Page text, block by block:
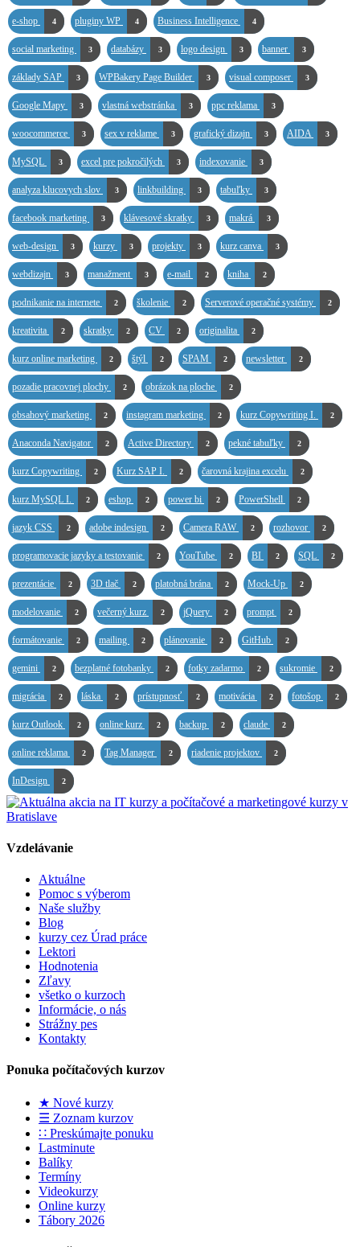
e-shop 4 pluginy WP 4 Business Intelligence 4
social marketing 3 databázy 3 logo design 3 banner 3
základy SAP 3 WPBakery Page Builder 3 visual composer 3
Google Mapy 3 vlastná webstránka 3 ppc reklama 3
woocommerce 3 sex v reklame 3 grafický dizajn 3 AIDA 3
MySQL 3 excel pre pokročilých 3 indexovanie 3
analyza klucovych slov 3 linkbuilding 3 tabuľky 3
facebook marketing 3 klávesové skratky 3 makrá 3
web-design 3 kurzy 3 projekty 3 kurz canva 3
webdizajn 3 manažment 3 e-mail 2 kniha 2
podnikanie na internete 2 školenie 2 Serverové operačné systémy 2
kreativita 2 skratky 2 CV 2 originalita 2
kurz online marketing 2 štýl 2 SPAM 2 newsletter 2
pozadie pracovnej plochy 2 obrázok na ploche 2
obsahový marketing 2 instagram marketing 2 kurz Copywriting I. 2
Anaconda Navigator 2 Active Directory 2 pekné tabuľky 2
kurz Copywriting 2 Kurz SAP I. 2 čarovná krajina excelu 2
kurz MySQL I. 2 eshop 2 power bi 2 PowerShell 2
jazyk CSS 2 adobe indesign 2 Camera RAW 2 rozhovor 2
programovacie jazyky a testovanie 2 YouTube 2 BI 2 SQL 2
prezentácie 2 3D tlač 2 platobná brána 2 Mock-Up 2
modelovanie 2 večerný kurz 2 jQuery 2 prompt 2
formátovanie 2 mailing 2 plánovanie 2 GitHub 2
gemini 2 bezplatné fotobanky 2 fotky zadarmo 2 sukromie 2
migrácia 2 láska 2 prístupnosť 2 motivácia 2 fotošop 2
kurz Outlook 2 online kurz 2 backup 2 claude 2
online reklama 2 Tag Manager 2 riadenie projektov 2
InDesign 2
Vzdelávanie
Aktuálne
Pomoc s výberom
Naše služby
Blog
kurzy cez Úrad práce
Lektori
Hodnotenia
Zľavy
všetko o kurzoch
Informácie, o nás
Strážny pes
Kontakty
Ponuka počítačových kurzov
★ Nové kurzy
☰ Zoznam kurzov
∷ Preskúmajte ponuku
Lastminute
Balíky
Termíny
Videokurzy
Online kurzy
Tábory 2026